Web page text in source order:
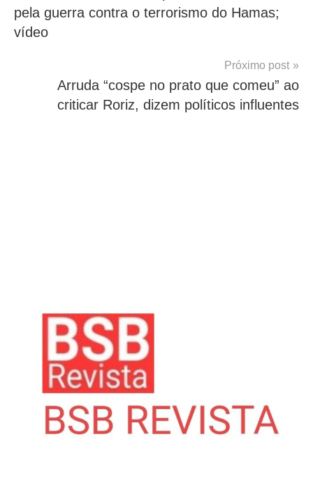
Post
pela guerra contra o terrorismo do Hamas;
vídeo
Próximo post
Arruda “cospe no prato que comeu” ao
criticar Roriz, dizem políticos influentes